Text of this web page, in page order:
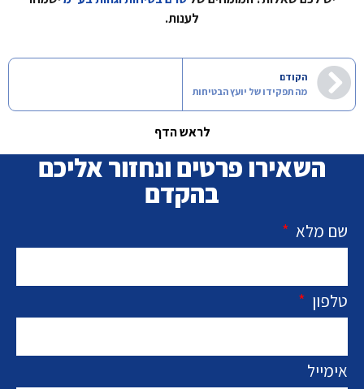
לענות.
הקודם
מה תפקידו של יועץ הבטיחות
לראש הדף
השאירו פרטים ונחזור אליכם
בהקדם
שם מלא
טלפון
אימייל